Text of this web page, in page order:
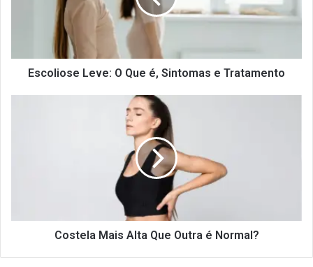
Tratamento
Escoliose Leve: O Que é, Sintomas e Tratamento
Costela Mais Alta Que Outra é Normal?